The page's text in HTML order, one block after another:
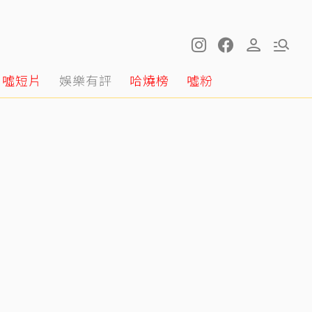
噓短片 娛樂有評 哈燒榜 噓粉